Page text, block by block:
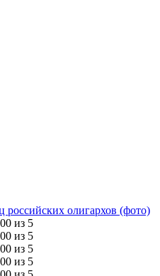
российских олигархов (фото)